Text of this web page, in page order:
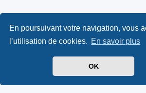
En poursuivant votre navigation, vous
l’utilisation de cookies. En savoir plus
OK